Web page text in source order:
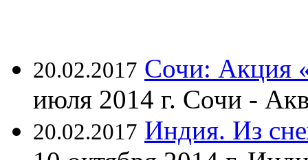
20.02.2017 Сочи: Акция
июля 2014 г. Сочи -
20.02.2017 Индия. Из